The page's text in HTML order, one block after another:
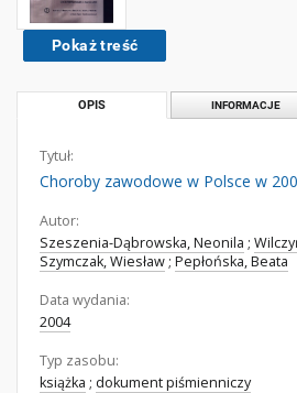
Pokaż treść
OPIS INFORMACJE
Tytuł:
Choroby zawodowe w Polsce w
Autor:
Szeszenia-Dąbrowska, Neonila ;
Szymczak, Wiesław ; Pepłońska, Beata
Data wydania:
2004
Typ zasobu:
książka ; dokument piśmienniczy